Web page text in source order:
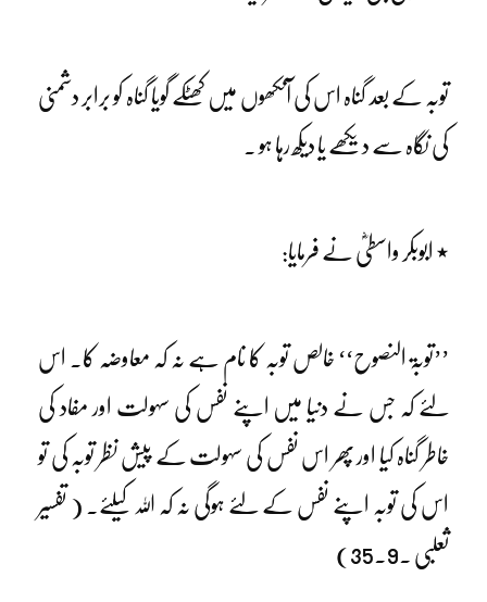
توبہ کے بعد گناہ اس کی آنکھوں میں کھٹکے گویا گناہ کو برابر دشمنی
کی نگاہ سے دیکھے یا دیکھ رہا ہو ۔
٭ ابوبکر واسطیؓ نے فرمایا:
’’توبۃ النصوح‘‘ خالص توبہ کا نام ہے نہ کہ معاوضہ کا۔ اس
لئے کہ جس نے دنیا میں اپنے نفس کی سہولت اور مفاد کی
خاطر گناہ کیا اور پھر اس نفس کی سہولت کے پیش نظر توبہ کی تو
اس کی توبہ اپنے نفس کے لئے ہوگی نہ کہ اللہ کیلئے۔ ( تفسیر
ثعلبی ۔9۔35)